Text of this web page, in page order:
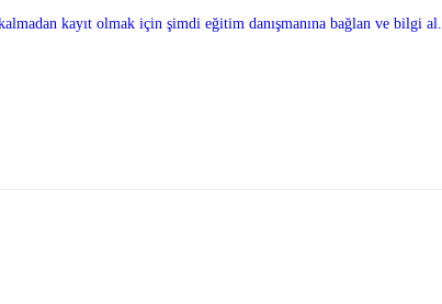
kayıt olmak için şimdi eğitim danışmanına bağlan ve bilgi al.